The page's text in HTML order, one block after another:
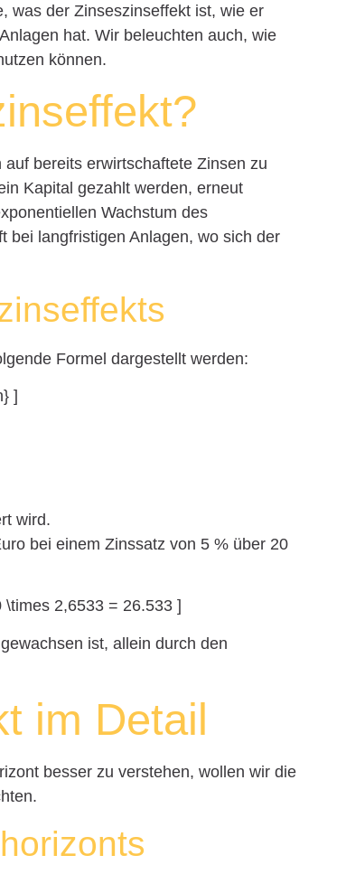
was der Zinseszinseffekt ist, wie er
hat. Wir beleuchten auch, wie
können.
bereits erwirtschaftete Zinsen zu
Kapital gezahlt werden, erneut
Wachstum des
bei langfristigen Anlagen, wo sich der
Formel dargestellt werden:
]
wird.
bei einem Zinssatz von 5 % über 20
2,6533 = 26.533 ]
ist, allein durch den
im Detail
besser zu verstehen, wollen wir die